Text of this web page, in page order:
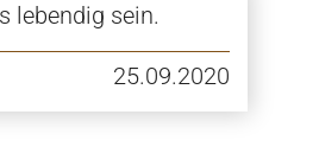
lebendig sein.
25.09.2020